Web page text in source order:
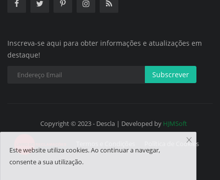
Inscreva-se aqui para obter informações e atualizações em
destaque!
Subscrever
Copyright © 2023 - Descla | Developed by HJMSoft
Política de Cookies
Este website utiliza cookies. Ao continuar a navegar,
consente a sua utilização.